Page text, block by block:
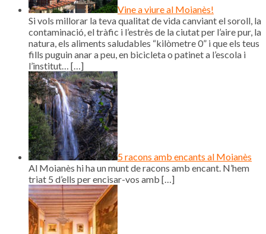
Vine a viure al Moianès!
Si vols millorar la teva qualitat de vida canviant el soroll, la
contaminació, el tràfic i l’estrès de la ciutat per l’aire pur, la
natura, els aliments saludables “kilòmetre 0” i que els teus
fills puguin anar a peu, en bicicleta o patinet a l’escola i
l’institut… […]
5 racons amb encants al Moianès
Al Moianès hi ha un munt de racons amb encant. N’hem
triat 5 d’ells per encisar-vos amb […]